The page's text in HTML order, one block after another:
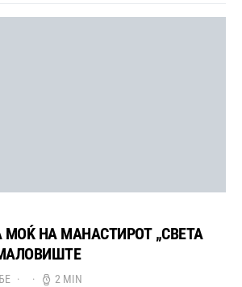
МОЌ НА МАНАСТИРОТ „СВЕТА
2 MIN